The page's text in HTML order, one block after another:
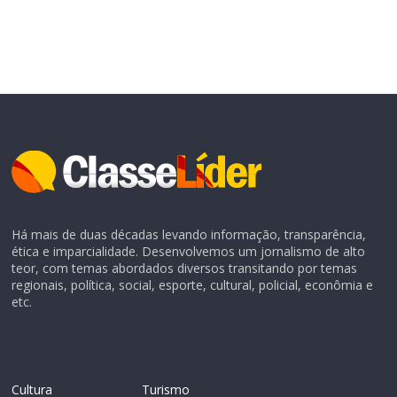
Há mais de duas décadas levando informação, transparência,
ética e imparcialidade. Desenvolvemos um jornalismo de alto
teor, com temas abordados diversos transitando por temas
regionais, política, social, esporte, cultural, policial, econômia e
etc.
Cultura Turismo